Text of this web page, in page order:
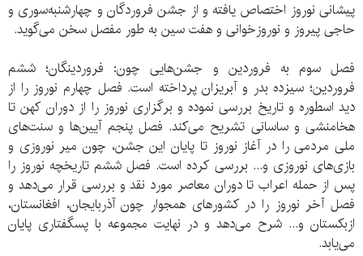
پیشانی نوروز اختصاص یافته و از جشن فروردگان و چهارشنبه‌سوری و
حاجی پیروز و نوروزخوانی و هفت سین به طور مفصل سخن می‌گوید.
فصل سوم به فروردین و جشن‌هایی چون: فروردینگان؛ ششم
فروردین؛ سیزده بدر و آبریزان پرداخته است. فصل چهارم نوروز را از
دید اسطوره و تاریخ بررسی نموده و برگزاری نوروز را از دوران كهن تا
هخامنشی و ساسانی تشریح می‌کند. فصل پنجم آیین‌ها و سنت‌های
ملی مردمی را در آغاز نوروز تا پایان این جشن، چون میر نوروزی و
بازی‌های نوروزی و... بررسی كرده است. فصل ششم تاریخچه نوروز را
پس از حمله اعراب تا دوران معاصر مورد نقد و بررسی قرار می‌دهد و
فصل آخر نوروز را در کشورهای همجوار چون آذربایجان، افغانستان،
ازبکستان و... شرح می‌دهد و در نهایت مجموعه با پسگفتاری پایان
می‌یابد.